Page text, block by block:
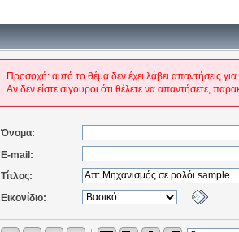
Προσοχή: αυτό το θέμα δεν έχει λάβει απαντήσεις
Αν δεν είστε σίγουροι ότι θέλετε να απαντήσετε,
Όνομα:
E-mail:
Τίτλος:
Εικονίδιο: